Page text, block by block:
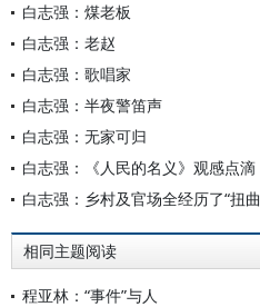
白志强：煤老板
白志强：老赵
白志强：歌唱家
白志强：半夜警笛声
白志强：无家可归
白志强：《人民的名义》观感点滴
白志强：乡村及官场全经历了“扭
相同主题阅读
程亚林：“事件”与人